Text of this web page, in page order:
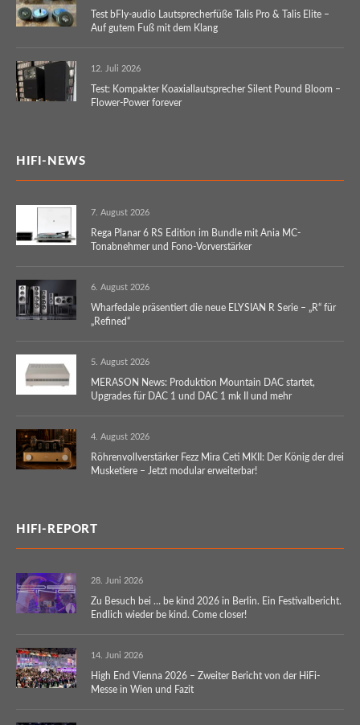
Test bFly-audio Lautsprecherfüße Talis Pro & Talis Elite –
Auf gutem Fuß mit dem Klang
12. Juli 2026
Test: Kompakter Koaxiallautsprecher Silent Pound Bloom –
Flower-Power forever
HIFI-NEWS
7. August 2026
Rega Planar 6 RS Edition im Bundle mit Ania MC-
Tonabnehmer und Fono-Vorverstärker
6. August 2026
Wharfedale präsentiert die neue ELYSIAN R Serie – „R“ für
„Refined“
5. August 2026
MERASON News: Produktion Mountain DAC startet,
Upgrades für DAC 1 und DAC 1 mk II und mehr
4. August 2026
Röhrenvollverstärker Fezz Mira Ceti MKII: Der König der drei
Musketiere – Jetzt modular erweiterbar!
HIFI-REPORT
28. Juni 2026
Zu Besuch bei … be kind 2026 in Berlin. Ein Festivalbericht.
Endlich wieder be kind. Come closer!
14. Juni 2026
High End Vienna 2026 – Zweiter Bericht von der HiFi-
Messe in Wien und Fazit